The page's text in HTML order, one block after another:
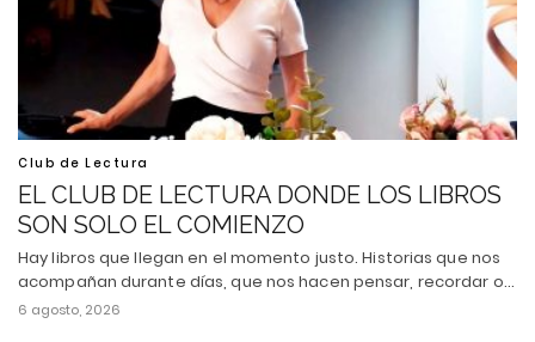
Club de Lectura
EL CLUB DE LECTURA DONDE LOS LIBROS
SON SOLO EL COMIENZO
Hay libros que llegan en el momento justo. Historias que nos
acompañan durante días, que nos hacen pensar, recordar o…
6 agosto, 2026